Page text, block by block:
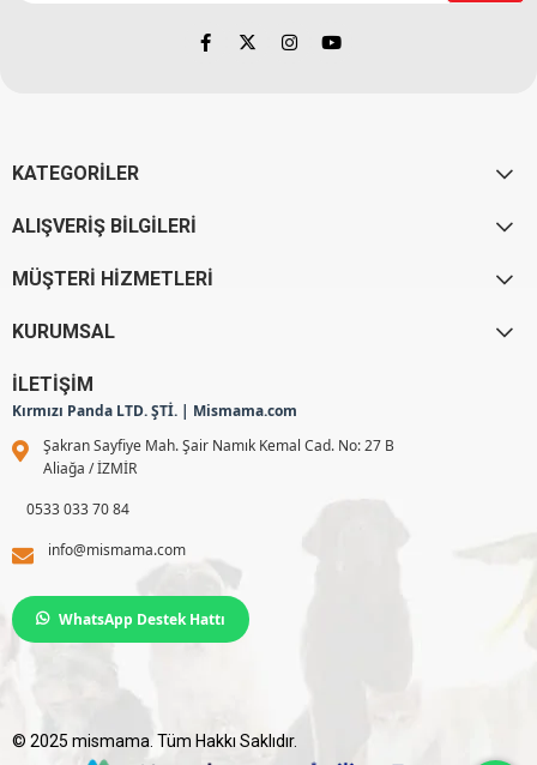
KATEGORİLER
ALIŞVERİŞ BİLGİLERİ
MÜŞTERİ HİZMETLERİ
KURUMSAL
İLETİŞİM
Kırmızı Panda LTD. ŞTİ. | Mismama.com
Şakran Sayfiye Mah. Şair Namık Kemal Cad. No: 27 B
Aliağa / İZMİR
0533 033 70 84
info@mismama.com
WhatsApp Destek Hattı
© 2025 mismama. Tüm Hakkı Saklıdır.